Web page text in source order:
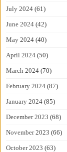
July 2024 (61)
June 2024 (42)
May 2024 (40)
April 2024 (50)
March 2024 (70)
February 2024 (87)
January 2024 (85)
December 2023 (68)
November 2023 (66)
October 2023 (63)